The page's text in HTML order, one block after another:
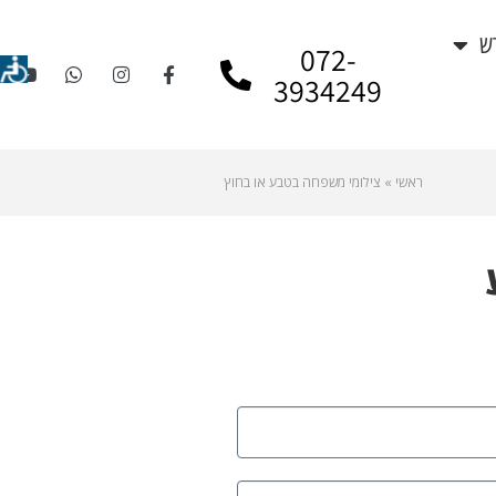
072-
3934249
ראשי » צילומי משפחה בטבע או בחוץ